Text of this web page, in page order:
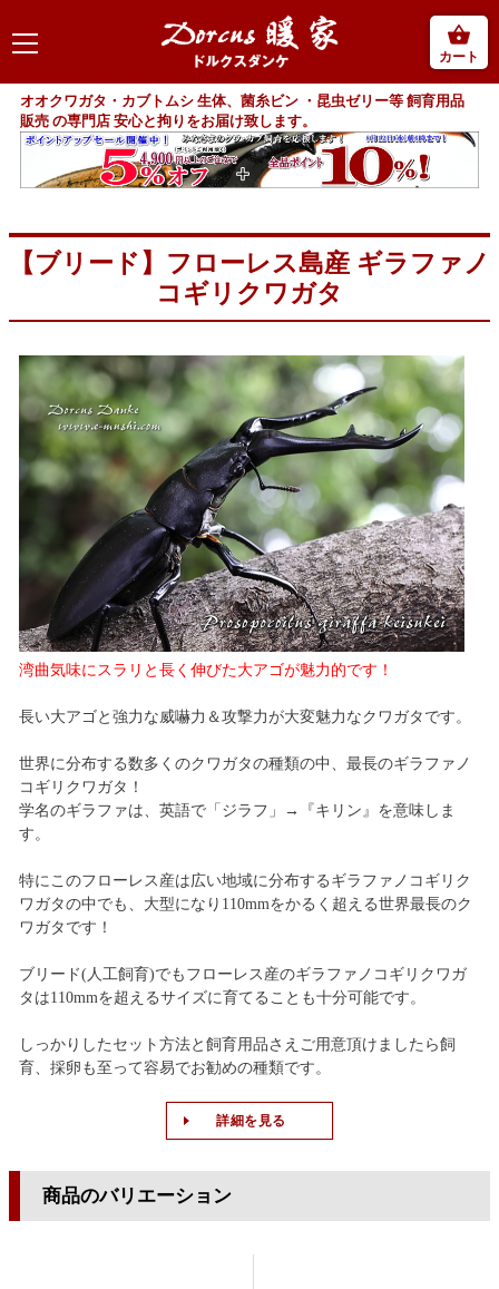
カート
オオクワガタ・カブトムシ 生体、菌糸ビン ・昆虫ゼリー等 飼育用品
販売 の専門店 安心と拘りをお届け致します。
【ブリード】フローレス島産 ギラファノ
コギリクワガタ
湾曲気味にスラリと長く伸びた大アゴが魅力的です！
長い大アゴと強力な威嚇力＆攻撃力が大変魅力なクワガタです。
世界に分布する数多くのクワガタの種類の中、最長のギラファノ
コギリクワガタ！
学名のギラファは、英語で「ジラフ」→『キリン』を意味しま
す。
特にこのフローレス産は広い地域に分布するギラファノコギリク
ワガタの中でも、大型になり110mmをかるく超える世界最長のク
ワガタです！
ブリード(人工飼育)でもフローレス産のギラファノコギリクワガ
タは110mmを超えるサイズに育てることも十分可能です。
しっかりしたセット方法と飼育用品さえご用意頂けましたら飼
育、採卵も至って容易でお勧めの種類です。
詳細を見る
商品のバリエーション